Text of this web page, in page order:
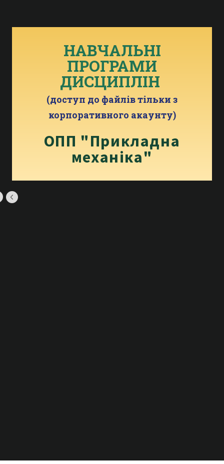
НАВЧАЛЬНІ
ПРОГРАМИ
ДИСЦИПЛІН
(доступ до файлів тільки з
корпоративного акаунту)
ОПП "Прикладна
механіка"